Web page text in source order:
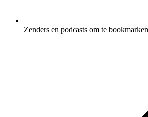
Zenders en podcasts om te bookmarken